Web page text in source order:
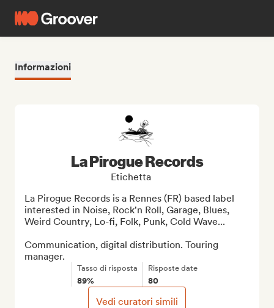
Informazioni
La Pirogue Records
Etichetta
La Pirogue Records is a Rennes (FR) based label
interested in Noise, Rock'n Roll, Garage, Blues,
Weird Country, Lo-fi, Folk, Punk, Cold Wave...
Communication, digital distribution. Touring
manager.
Tasso di risposta
89%
Risposte date
80
Vedi curatori simili